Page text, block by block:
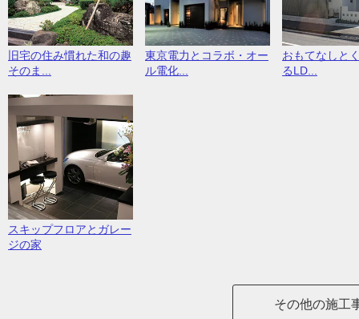
旧宅の住み慣れた和の趣
そのま...
東京電力とコラボ・オー
ル電化...
おもてなしと
るLD...
スキップフロアとガレー
ジの家
その他の施工